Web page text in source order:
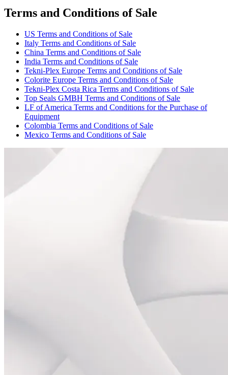
Terms and Conditions of Sale
US Terms and Conditions of Sale
Italy Terms and Conditions of Sale
China Terms and Conditions of Sale
India Terms and Conditions of Sale
Tekni-Plex Europe Terms and Conditions of Sale
Colorite Europe Terms and Conditions of Sale
Tekni-Plex Costa Rica Terms and Conditions of Sale
Top Seals GMBH Terms and Conditions of Sale
LF of America Terms and Conditions for the Purchase of
Equipment
Colombia Terms and Conditions of Sale
Mexico Terms and Conditions of Sale